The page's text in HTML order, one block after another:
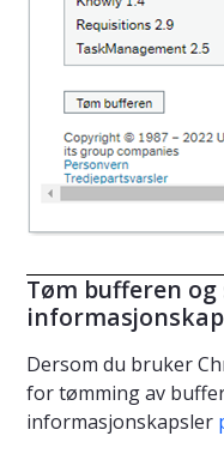
Tøm bufferen
Dersom du bruker
for tømming av
informasjonskapsler